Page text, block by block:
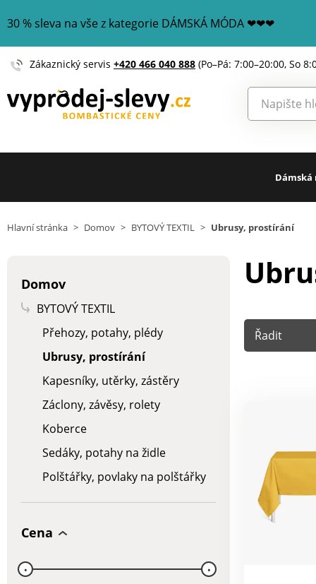
30 % sleva na vše z kategorie DÁMSKÁ MÓDA ❤❤❤
Zákaznický servis +420 466 040 888 (Po–Pá: 7:00–20:00, So
Dámská
Hlavní stránka > Domov > BYTOVÝ TEXTIL > Ubrusy, prostírání
Domov
BYTOVÝ TEXTIL
Přehozy, potahy, plédy
Ubrusy, prostírání
Kapesníky, utěrky, zástěry
Záclony, závěsy, rolety
Koberce
Sedáky, potahy na židle
Polštářky, povlaky na polštářky
Cena
Řadit